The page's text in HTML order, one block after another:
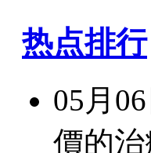
热点排行
05月06
價的